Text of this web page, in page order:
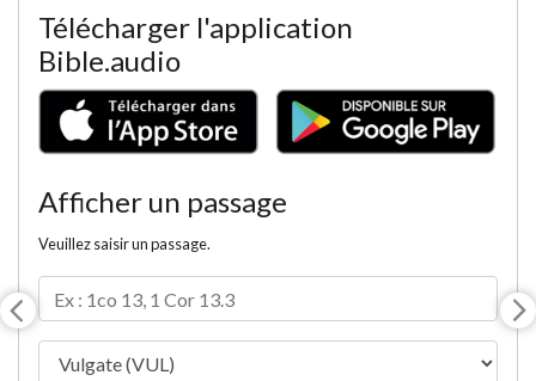
Télécharger l'application
Bible.audio
Afficher un passage
Veuillez saisir un passage.